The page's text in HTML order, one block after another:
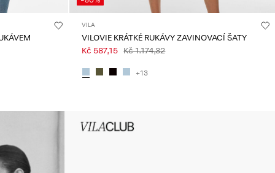
VILA
VILOVIE KRÁTKÉ RUKÁVY ZAVINOVACÍ ŠATY
Kč 587,15 Kč 1.174,32
+13
up_spring26